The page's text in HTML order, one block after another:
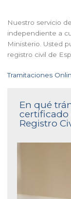
Nuestro servicio
independiente a
Ministerio. Usted
registro civil de
Tramitaciones
En qué
certificado
Registro